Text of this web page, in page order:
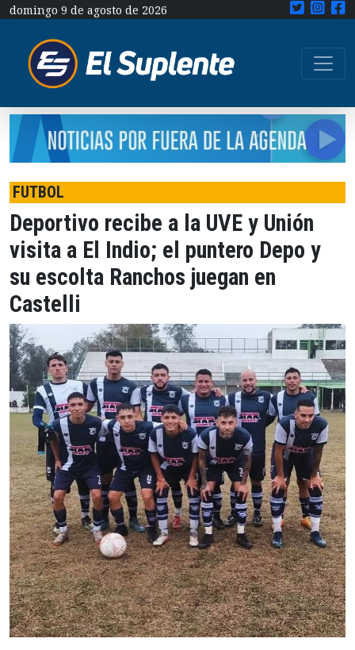
domingo 9 de agosto de 2026
FUTBOL
Deportivo recibe a la UVE y Unión
visita a El Indio; el puntero Depo y
su escolta Ranchos juegan en
Castelli